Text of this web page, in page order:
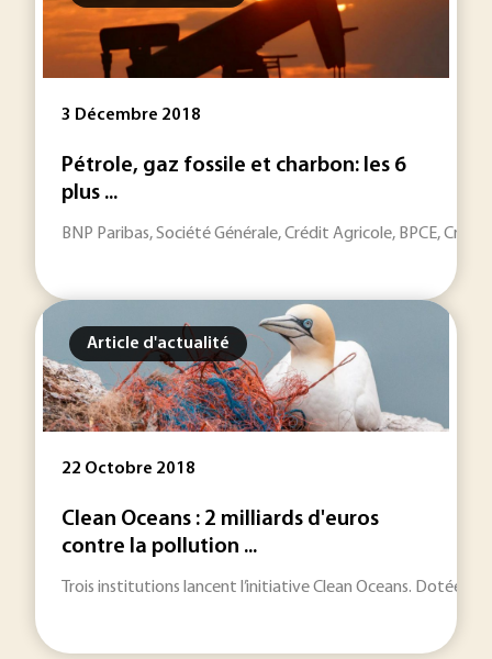
3 Décembre 2018
Pétrole, gaz fossile et charbon: les 6
plus ...
BNP Paribas, Société Générale, Crédit Agricole, BPCE,
Article d'actualité
22 Octobre 2018
Clean Oceans : 2 milliards d'euros
contre la pollution ...
Trois institutions lancent l’initiative Clean Oceans. Dotée